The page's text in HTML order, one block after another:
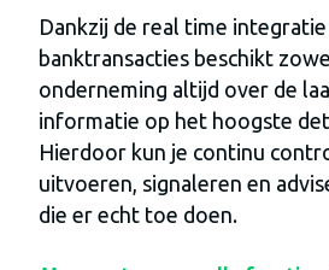
Dankzij de real time
banktransacties beschikt
onderneming altijd over de
informatie op het hoogste
Hierdoor kun je continu
uitvoeren, signaleren en
die er echt toe doen.